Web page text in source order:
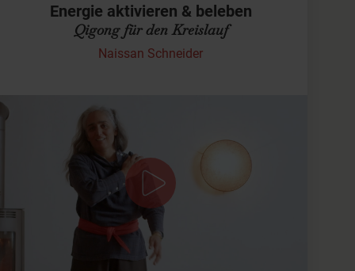
Energie aktivieren & beleben
Qigong für den Kreislauf
Naissan Schneider
Belebende Qi-Gong-Praxis für mehr
Energie & Durchblutung
In dieser aktivierenden Qi-Gong-Sequenz lade ich Dich
ein, Deinen Kreislauf sanft in Schwung zu bringen und
neue Energie im Körper zu…